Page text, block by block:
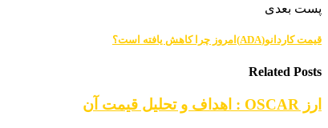
پست بعدی
قیمت کاردانو(ADA)امروز چرا کاهش یافته است؟
Related Posts
ارز OSCAR : اهداف و تحلیل قیمت آن